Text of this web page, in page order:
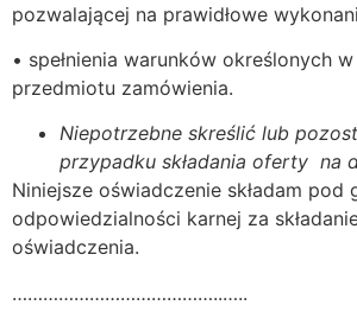
pozwalającej na prawidłowe
• spełnienia warunków określonych
przedmiotu zamówienia.
Niepotrzebne skreślić lub
przypadku składania oferty na
Niniejsze oświadczenie składam pod
odpowiedzialności karnej za
oświadczenia.
…………………………………..…..